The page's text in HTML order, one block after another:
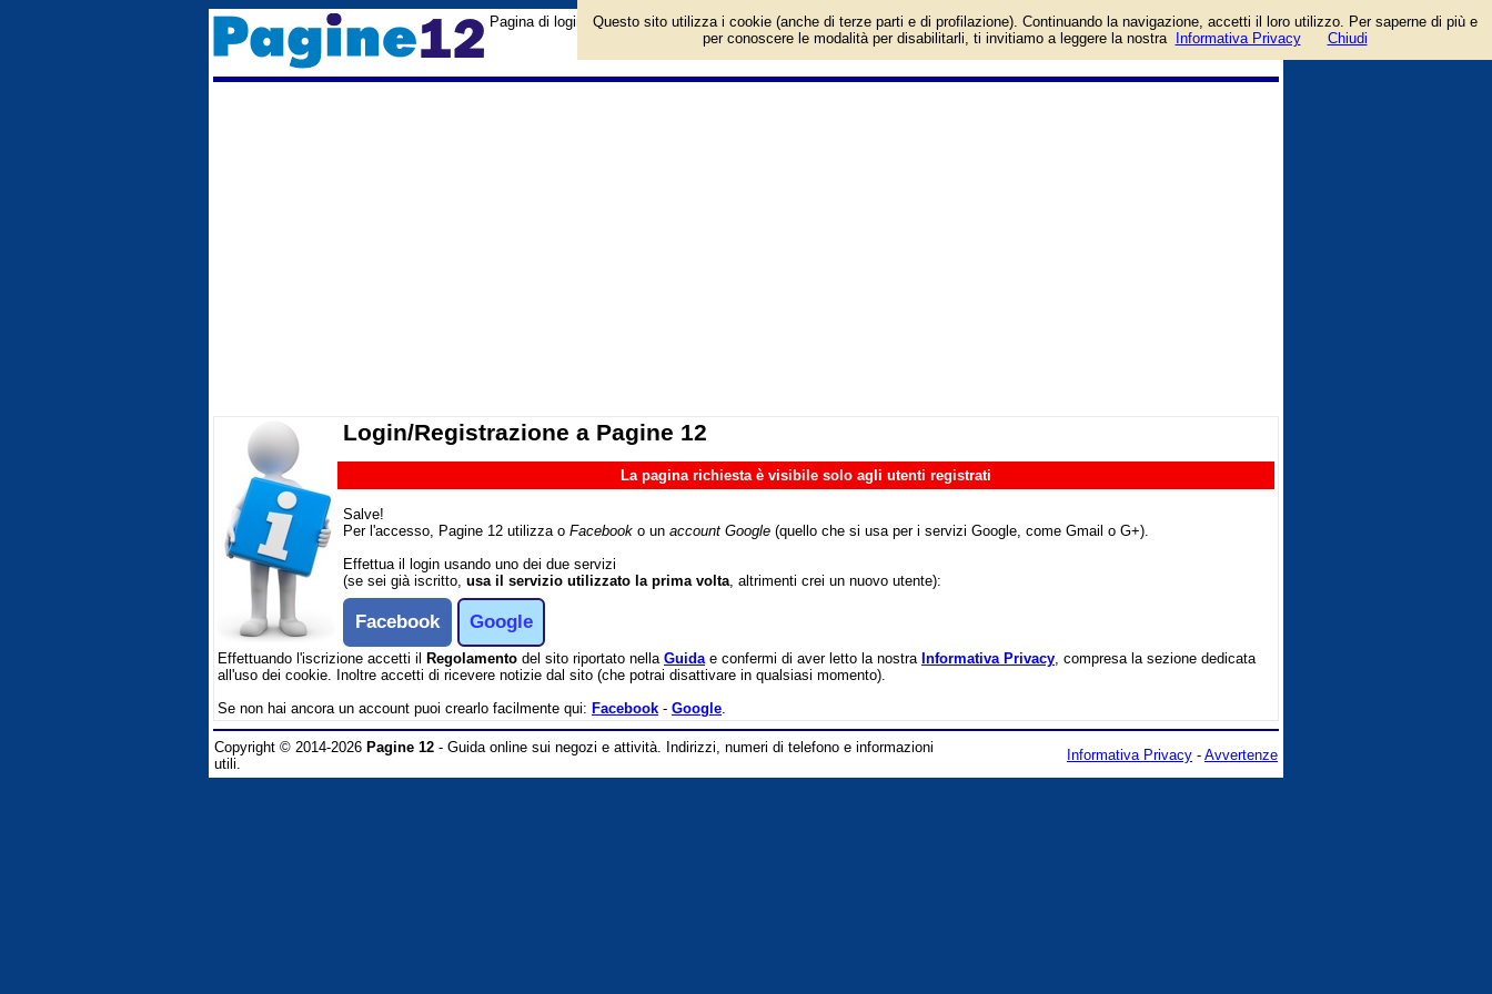
Pagina di login/registrazione al sito Pagine 12. Per l'accesso è richiesto un account facebook o google.
Login/Registrazione a Pagine 12
La pagina richiesta è visibile solo agli utenti registrati
Salve!
Per l'accesso, Pagine 12 utilizza o Facebook o un account Google (quello che si usa per i servizi Google, come Gmail o G+).
Effettua il login usando uno dei due servizi
(se sei già iscritto, usa il servizio utilizzato la prima volta, altrimenti crei un nuovo utente):
Facebook Google
Effettuando l'iscrizione accetti il Regolamento del sito riportato nella Guidae confermi di aver letto la nostra Informativa Privacy, compresa la sezione dedicata
all'uso dei cookie. Inoltre accetti di ricevere notizie dal sito (che potrai disattivare in qualsiasi momento).
Se non hai ancora un account puoi crearlo facilmente qui: Facebook - Google.
Copyright © 2014-2026 Pagine 12 - Guida online sui negozi e attività. Indirizzi, numeri di telefono e informazioni
utili.
Informativa Privacy - Avvertenze
Questo sito utilizza i cookie (anche di terze parti e di profilazione). Continuando la navigazione, accetti il loro utilizzo. Per saperne di più e
per conoscere le modalità per disabilitarli, ti invitiamo a leggere la nostra
Informativa Privacy Chiudi